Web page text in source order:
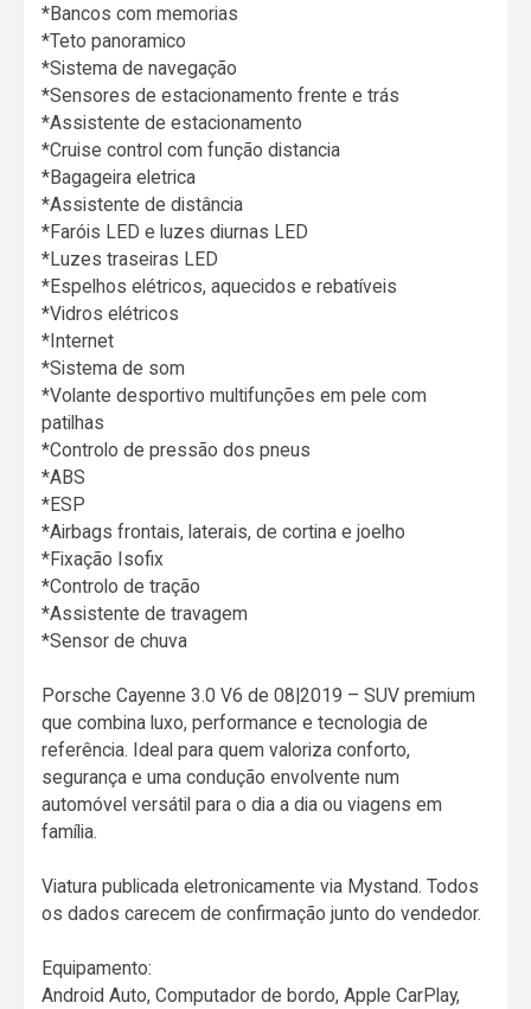
*Bancos com memorias
*Teto panoramico
*Sistema de navegação
*Sensores de estacionamento frente e trás
*Assistente de estacionamento
*Cruise control com função distancia
*Bagageira eletrica
*Assistente de distância
*Faróis LED e luzes diurnas LED
*Luzes traseiras LED
*Espelhos elétricos, aquecidos e rebatíveis
*Vidros elétricos
*Internet
*Sistema de som
*Volante desportivo multifunções em pele com
patilhas
*Controlo de pressão dos pneus
*ABS
*ESP
*Airbags frontais, laterais, de cortina e joelho
*Fixação Isofix
*Controlo de tração
*Assistente de travagem
*Sensor de chuva
Porsche Cayenne 3.0 V6 de 08|2019 – SUV premium
que combina luxo, performance e tecnologia de
referência. Ideal para quem valoriza conforto,
segurança e uma condução envolvente num
automóvel versátil para o dia a dia ou viagens em
família.
Viatura publicada eletronicamente via Mystand. Todos
os dados carecem de confirmação junto do vendedor.
Equipamento:
Android Auto, Computador de bordo, Apple CarPlay,